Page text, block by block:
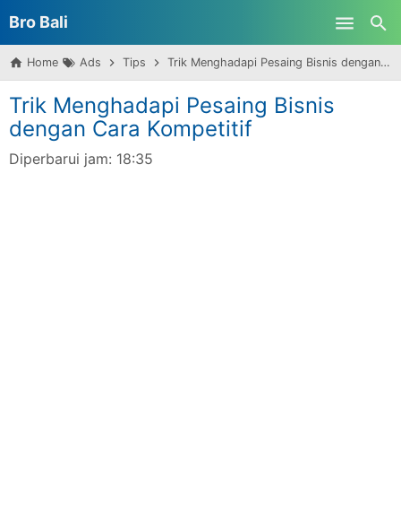
Bro Bali
Home Ads Tips Trik Menghadapi Pesaing Bisnis dengan Cara Kompetitif
Trik Menghadapi Pesaing Bisnis
dengan Cara Kompetitif
Diperbarui jam: 18:35